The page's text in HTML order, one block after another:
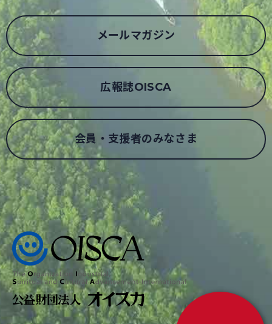
メールマガジン
広報誌OISCA
会員・支援者のみなさま